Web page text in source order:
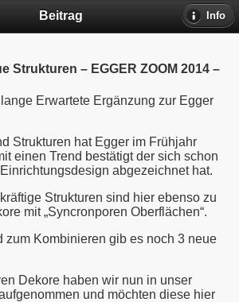
Beitrag Info
Strukturen – EGGER ZOOM 2014 –
Erwartete Ergänzung zur Egger
Strukturen hat Egger im Frühjahr
einen Trend bestätigt der sich schon
abgezeichnet hat.
Strukturen sind hier ebenso zu
mit „Syncronporen Oberflächen“.
zum Kombinieren gib es noch 3 neue
Dekore haben wir nun in unser
und möchten diese hier